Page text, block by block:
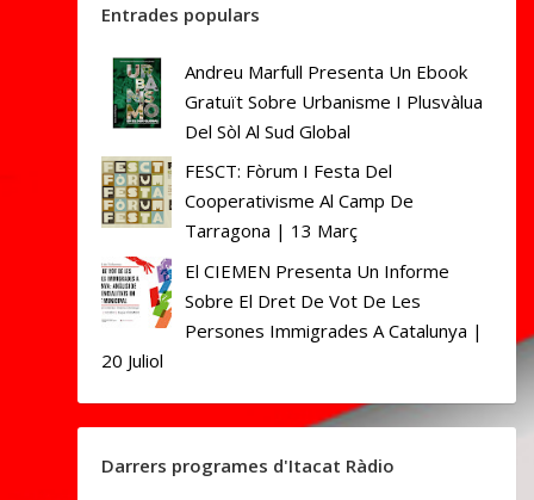
Entrades populars
Andreu Marfull Presenta Un Ebook
Gratuït Sobre Urbanisme I Plusvàlua
Del Sòl Al Sud Global
FESCT: Fòrum I Festa Del
Cooperativisme Al Camp De
Tarragona | 13 Març
El CIEMEN Presenta Un Informe
Sobre El Dret De Vot De Les
Persones Immigrades A Catalunya |
20 Juliol
Darrers programes d'Itacat Ràdio